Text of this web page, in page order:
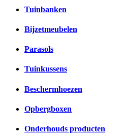
Tuinbanken
Bijzetmeubelen
Parasols
Tuinkussens
Beschermhoezen
Opbergboxen
Onderhouds producten